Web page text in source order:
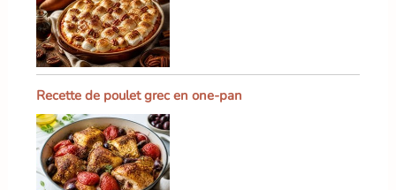
Recette de poulet grec en one-pan